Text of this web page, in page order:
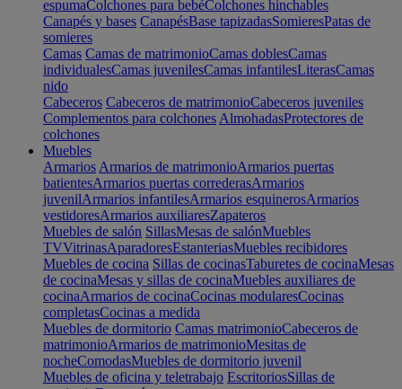
espumaColchones para bebéColchones hinchables
Canapés y bases CanapésBase tapizadasSomieresPatas de
somieres
Camas Camas de matrimonioCamas doblesCamas
individualesCamas juvenilesCamas infantilesLiterasCamas
nido
Cabeceros Cabeceros de matrimonioCabeceros juveniles
Complementos para colchones AlmohadasProtectores de
colchones
Muebles
Armarios Armarios de matrimonioArmarios puertas
batientesArmarios puertas correderasArmarios
juvenilArmarios infantilesArmarios esquinerosArmarios
vestidoresArmarios auxiliaresZapateros
Muebles de salón SillasMesas de salónMuebles
TVVitrinasAparadoresEstanteriasMuebles recibidores
Muebles de cocina Sillas de cocinasTaburetes de cocinaMesas
de cocinaMesas y sillas de cocinaMuebles auxiliares de
cocinaArmarios de cocinaCocinas modularesCocinas
completasCocinas a medida
Muebles de dormitorio Camas matrimonioCabeceros de
matrimonioArmarios de matrimonioMesitas de
nocheComodasMuebles de dormitorio juvenil
Muebles de oficina y teletrabajo EscritoriosSillas de